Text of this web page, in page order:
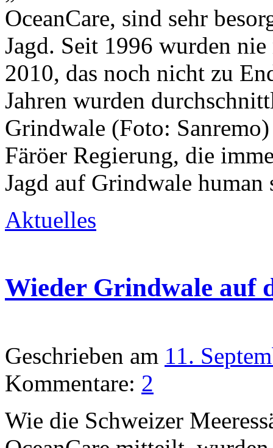
OceanCare, sind sehr
Jagd. Seit 1996 wurden
2010, das noch nicht zu
Jahren wurden
Grindwale (Foto:
Färöer Regierung, die
Jagd auf Grindwale
Aktuelles
Wieder Grindwale auf
Geschrieben am 11.
Kommentare: 2
Wie die Schweizer